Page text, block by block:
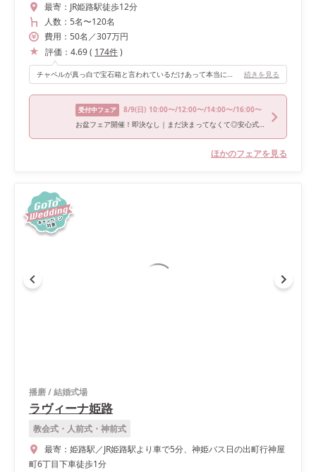
最寄： JR姫路駅徒歩12分
人数： 5名〜120名
費用： 50名 ／307万円
評価： 4.69( 174件)
チャペルが真っ白で宝石箱と言われているだけあって本当に素敵な空間です！(天井にキラキラした装飾品が吊るされている、ゲストの椅子が透明) 花などの装飾がどんなスタイルでも合い、写真もとても綺麗に撮れます。 続きを見る
受付中フェア 8/9(日) 10:00〜/12:00〜/14:00〜/16:00〜
お盆フェア開催！即決なし｜まだ決まってなくて◎安心式場相談会
ほかのフェアを見る
播磨/結婚式場
ラヴィーナ姫路
教会式・人前式・神前式
最寄： 姫路駅／JR姫路駅より車で5分、神姫バス日の出町行神屋
町6丁目下車徒歩1分